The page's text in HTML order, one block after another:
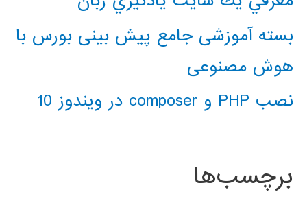
بسته آموزشی جامع پیش بینی بورس با
هوش مصنوعی
نصب PHP و composer در ویندوز 10
برچسب‌ها